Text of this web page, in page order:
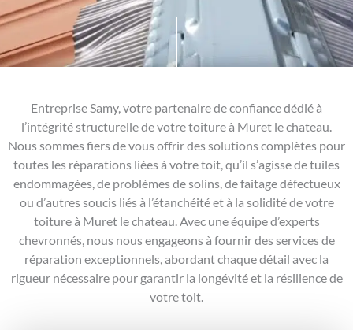
Entreprise Samy, votre partenaire de confiance dédié à
l’intégrité structurelle de votre toiture à Muret le chateau.
Nous sommes fiers de vous offrir des solutions complètes pour
toutes les réparations liées à votre toit, qu’il s’agisse de tuiles
endommagées, de problèmes de solins, de faitage défectueux
ou d’autres soucis liés à l’étanchéité et à la solidité de votre
toiture à Muret le chateau. Avec une équipe d’experts
chevronnés, nous nous engageons à fournir des services de
réparation exceptionnels, abordant chaque détail avec la
rigueur nécessaire pour garantir la longévité et la résilience de
votre toit.